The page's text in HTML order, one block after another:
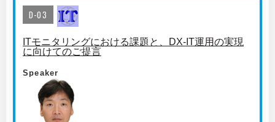
D-03
ITモニタリングにおける課題と、DX-IT運用の実現
に向けてのご提言
Speaker